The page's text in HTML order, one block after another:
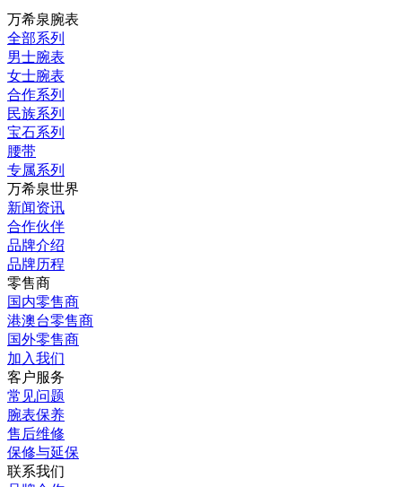
万希泉腕表
全部系列
男士腕表
女士腕表
合作系列
民族系列
宝石系列
腰带
专属系列
万希泉世界
新闻资讯
合作伙伴
品牌介绍
品牌历程
零售商
国内零售商
港澳台零售商
国外零售商
加入我们
客户服务
常见问题
腕表保养
售后维修
保修与延保
联系我们